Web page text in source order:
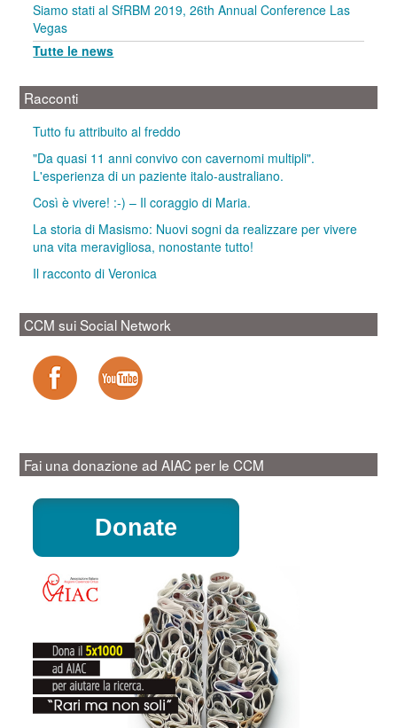
Siamo stati al SfRBM 2019, 26th Annual Conference Las
Vegas
Tutte le news
Racconti
Tutto fu attribuito al freddo
"Da quasi 11 anni convivo con cavernomi multipli".
L'esperienza di un paziente italo-australiano.
Così è vivere! :-) – Il coraggio di Maria.
La storia di Masismo: Nuovi sogni da realizzare per vivere
una vita meravigliosa, nonostante tutto!
Il racconto di Veronica
CCM sui Social Network
Fai una donazione ad AIAC per le CCM
Donate